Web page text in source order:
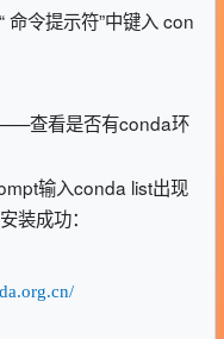
命令提示符”中键入 con
查看是否有conda环
输入conda list出现
装成功：